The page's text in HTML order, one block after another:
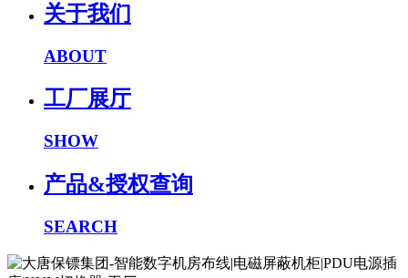
关于我们
ABOUT
工厂展厅
SHOW
产品&授权查询
SEARCH